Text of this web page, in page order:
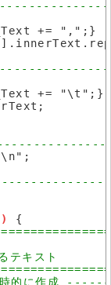
+= ",";}
+= "\t";}
{